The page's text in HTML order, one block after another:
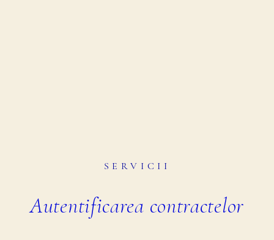
SERVICII
Autentificarea contractelor